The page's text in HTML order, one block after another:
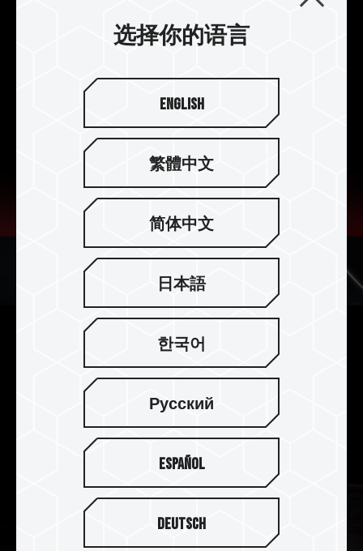
让数据储存的安全性流程更加完善。
全新进化纠错技术
保护数据准确度，同时具有优异的效能及稳定性!
采用全新进化 4K LDPC（Low Density Parity
帮助延长 SSD 的使用寿命。
选择你的语言
English
繁體中文
简体中文
日本語
한국어
Русский
Español
Deutsch